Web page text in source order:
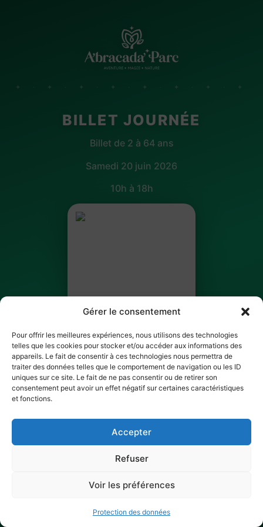
Gérer le consentement
Pour offrir les meilleures expériences, nous utilisons des technologies
telles que les cookies pour stocker et/ou accéder aux informations des
appareils. Le fait de consentir à ces technologies nous permettra de
traiter des données telles que le comportement de navigation ou les ID
uniques sur ce site. Le fait de ne pas consentir ou de retirer son
consentement peut avoir un effet négatif sur certaines caractéristiques
et fonctions.
Accepter
Refuser
Voir les préférences
Protection des données
✦ · ✦ · ✦ · ✦ · ✦ · ✦ · ✦ · ✦
BILLET JOURNÉE
Billet de 2 à 64 ans
Samedi 20 juin 2026
10h à 18h
Jessica Souffrant
BILLET 17 SUR 22
✓ Ticket scanné